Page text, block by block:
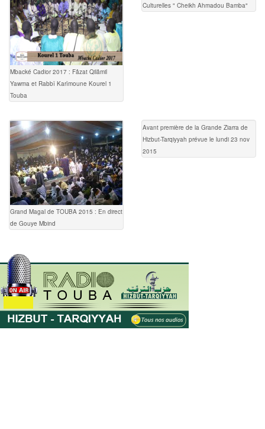
Mbacké Cadior 2017 : Fâzat Qilâmil
Yawma et Rabbî Karîmoune Kourel 1
Touba
Culturelles " Cheikh Ahmadou Bamba"
Grand Magal de TOUBA 2015 : En direct
de Gouye Mbind
Avant première de la Grande Ziarra de
Hizbut-Tarqiyyah prévue le lundi 23 nov
2015